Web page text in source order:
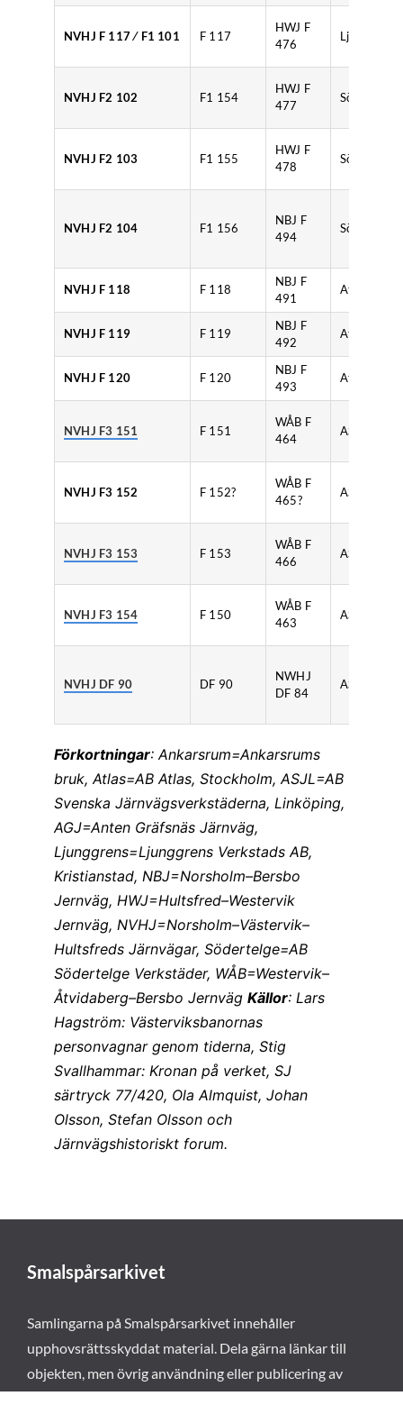
NVHJ F 117 ⁄ F1 101 F 117
HWJ F
476
Ljunggrens
NVHJ F2 102 F1 154
HWJ F
477
Södertelge
NVHJ F2 103 F1 155
HWJ F
478
Södertelge
NVHJ F2 104 F1 156
NBJ F
494
Södertelge
NVHJ F 118 F 118
NBJ F
491
Atlas
NVHJ F 119 F 119
NBJ F
492
Atlas
NVHJ F 120 F 120
NBJ F
493
Atlas
NVHJ F3 151 F 151
WÅB F
464
ASJL
NVHJ F3 152 F 152?
WÅB F
465?
ASJL
NVHJ F3 153 F 153
WÅB F
466
ASJL
NVHJ F3 154 F 150
WÅB F
463
ASJL
NVHJ DF 90 DF 90
NWHJ
DF 84
ASJL
Förkortningar: Ankarsrum=Ankarsrums
bruk, Atlas=AB Atlas, Stockholm, ASJL=AB
Svenska Järnvägsverkstäderna, Linköping,
AGJ=Anten Gräfsnäs Järnväg,
Ljunggrens=Ljunggrens Verkstads AB,
Kristianstad, NBJ=Norsholm–Bersbo
Jernväg, HWJ=Hultsfred–Westervik
Jernväg, NVHJ=Norsholm–Västervik–
Hultsfreds Järnvägar, Södertelge=AB
Södertelge Verkstäder, WÅB=Westervik–
Åtvidaberg–Bersbo Jernväg Källor: Lars
Hagström: Västerviksbanornas
personvagnar genom tiderna, Stig
Svallhammar: Kronan på verket, SJ
särtryck 77/420, Ola Almquist, Johan
Olsson, Stefan Olsson och
Järnvägshistoriskt forum.
Smalspårsarkivet
Samlingarna på Smalspårsarkivet innehåller
upphovsrättsskyddat material. Dela gärna länkar till
objekten, men övrig användning eller publicering av